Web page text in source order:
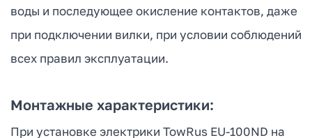
воды и последующее окисление контактов, даже
при подключении вилки, при условии соблюдений
всех правил эксплуатации.
Монтажные характеристики:
При установке электрики TowRus EU-100ND на